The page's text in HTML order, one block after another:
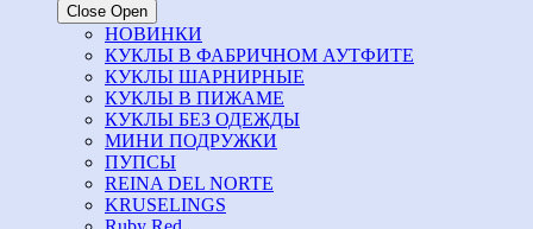
Close Open
НОВИНКИ
КУКЛЫ В ФАБРИЧНОМ АУТФИТЕ
КУКЛЫ ШАРНИРНЫЕ
КУКЛЫ В ПИЖАМЕ
КУКЛЫ БЕЗ ОДЕЖДЫ
МИНИ ПОДРУЖКИ
ПУПСЫ
REINA DEL NORTE
KRUSELINGS